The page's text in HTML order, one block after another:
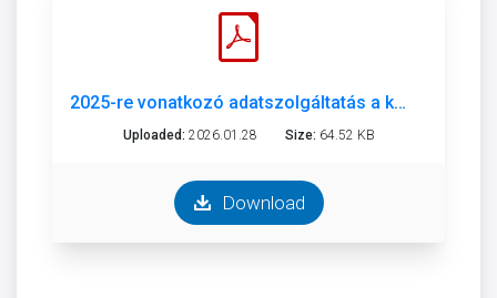
2025-re vonatkozó adatszolgáltatás a közérdekű adatigénylésekről GYMJV Polgármesteri Hivatala.pdf
Uploaded: 2026.01.28 Size: 64.52 KB
Download